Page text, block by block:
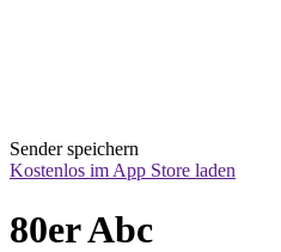
Sender speichern
Kostenlos im App Store laden
80er Abc